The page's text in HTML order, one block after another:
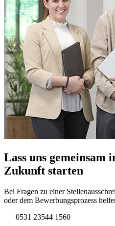
Lass uns gemeinsam
Zukunft starten
Bei Fragen zu einer
oder dem Bewerbungsprozess
0531 23544 1560